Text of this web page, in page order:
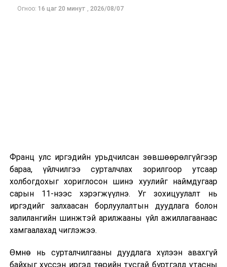
Огноо: 16 цаг 20 минут , 2026/08/07
Франц улс иргэдийн урьдчилсан зөвшөөрөлгүйгээр
бараа, үйлчилгээ сурталчлах зорилгоор утсаар
холбогдохыг хориглосон шинэ хуулийг наймдугаар
сарын 11-нээс хэрэгжүүлнэ. Уг зохицуулалт нь
иргэдийг залхаасан борлуулалтын дуудлага болон
залилангийн шинжтэй арилжааны үйл ажиллагаанаас
хамгаалахад чиглэжээ.
Өмнө нь сурталчилгааны дуудлага хүлээн авахгүй
байхыг хүссэн иргэд төрийн тусгай бүртгэлд утасны